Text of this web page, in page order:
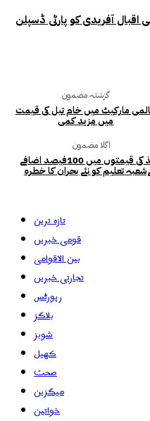
آفریدی کو پارٹی ڈسپلن
گزشتہ مضمون
مارکیٹ میں خام تیل کی قیمت
میں مزید کمی
اگلا مضمون
کاغذ کی قیمتوں میں 100فیصد اضافے
تازہ ترین
قومی خبریں
بین الاقوامی
تجارتی خبریں
رپورٹس
بلاگز
شوبز
کھیل
صحت
میگزین
خواتین